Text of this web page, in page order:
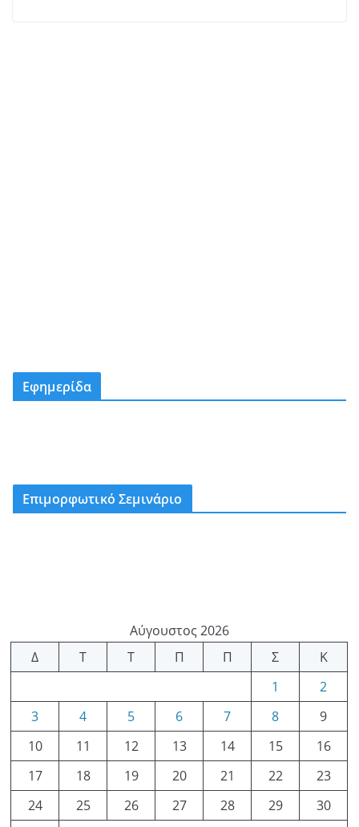
Εφημερίδα
Επιμορφωτικό Σεμινάριο
Αύγουστος 2026
Δ
Τ Τ Π Π Σ
Κ
1
2
3
4 5 6 7 8
9
10
11 12 13 14 15
16
17
18 19 20 21 22
23
24
25 26 27 28 29
30